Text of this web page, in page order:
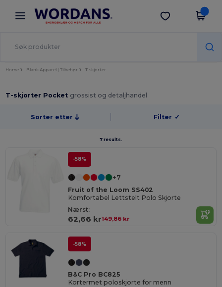
× Wordans-app
Bedre priser i appen!
Last ned app
Home Blank Apparel | Tilbehør T-skjorter
T-skjorter Pocket grossist og detaljhandel
Sorter etter Filter ✓
7 results.
-58%
+7
Fruit of the Loom SS402
Komfortabel Lettstelt Polo Skjorte
Nærst:
62,66 kr149,86 kr
-58%
B&C Pro BC825
Kortermet poloskjorte for menn